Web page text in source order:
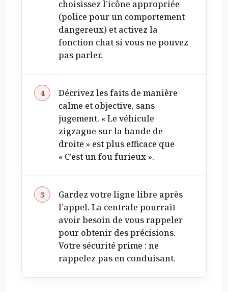
choisissez l’icône appropriée
(police pour un comportement
dangereux) et activez la
fonction chat si vous ne pouvez
pas parler.
Décrivez les faits de manière
calme et objective, sans
jugement. « Le véhicule
zigzague sur la bande de
droite » est plus efficace que
« C’est un fou furieux ».
Gardez votre ligne libre après
l’appel. La centrale pourrait
avoir besoin de vous rappeler
pour obtenir des précisions.
Votre sécurité prime : ne
rappelez pas en conduisant.